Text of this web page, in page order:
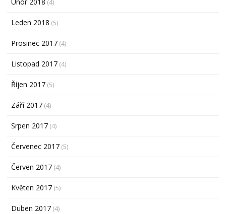
(4)
Leden 2018 (5)
Prosinec 2017 (4)
Listopad 2017 (4)
Říjen 2017 (5)
Září 2017 (4)
Srpen 2017 (4)
Červenec 2017 (5)
Červen 2017 (4)
Květen 2017 (5)
Duben 2017 (4)